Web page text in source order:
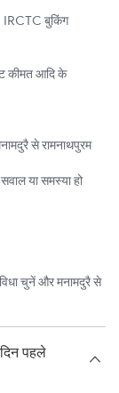
IRCTC बुकिंग
कीमत आदि के
से रामनाथपुरम
या समस्या हो
चुनें और मनामदुरै से
पहले